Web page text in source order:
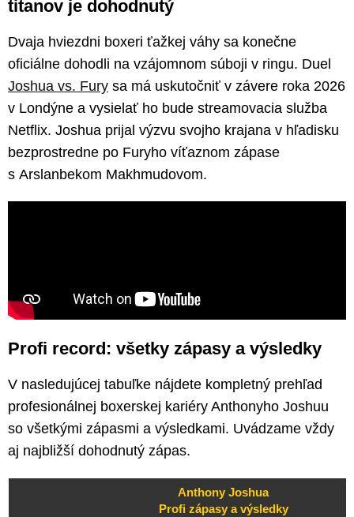
titanov je dohodnutý
Dvaja hviezdni boxeri ťažkej váhy sa konečne
oficiálne dohodli na vzájomnom súboji v ringu. Duel
Joshua vs. Fury sa má uskutočniť v závere roka 2026
v Londýne a vysielať ho bude streamovacia služba
Netflix. Joshua prijal výzvu svojho krajana v hľadisku
bezprostredne po Furyho víťaznom zápase
s Arslanbekom Makhmudovom.
Profi record: všetky zápasy a výsledky
V nasledujúcej tabuľke nájdete kompletný prehľad
profesionálnej boxerskej kariéry Anthonyho Joshuu
so všetkými zápasmi a výsledkami. Uvádzame vždy
aj najbližší dohodnutý zápas.
Anthony Joshua
Profi zápasy a výsledky